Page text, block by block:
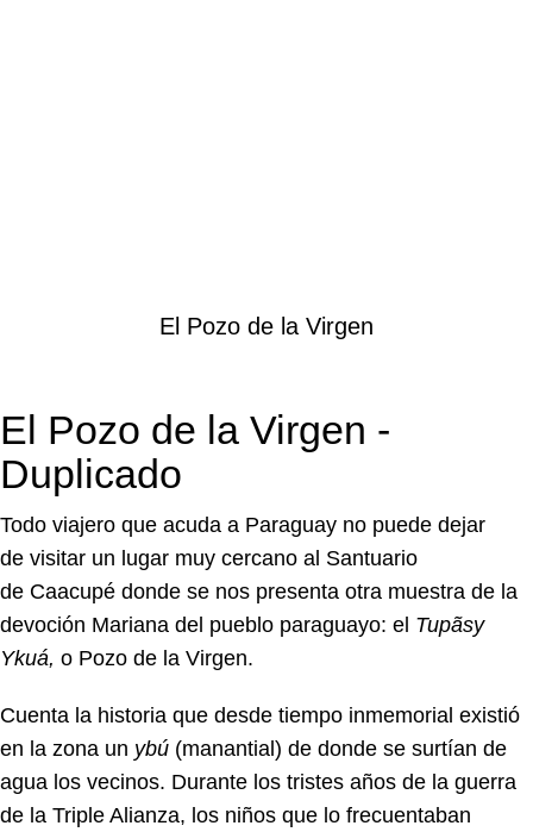
El Pozo de la Virgen
El Pozo de la Virgen -
Duplicado
Todo viajero que acuda a Paraguay no puede dejar
de visitar un lugar muy cercano al Santuario
de Caacupé donde se nos presenta otra muestra de la
devoción Mariana del pueblo paraguayo: el Tupãsy
Ykuá, o Pozo de la Virgen.
Cuenta la historia que desde tiempo inmemorial existió
en la zona un ybú (manantial) de donde se surtían de
agua los vecinos. Durante los tristes años de la guerra
de la Triple Alianza, los niños que lo frecuentaban